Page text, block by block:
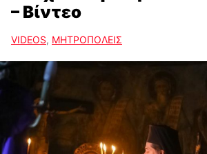
– Βίντεο
VIDEOS, ΜΗΤΡΟΠΟΛΕΙΣ